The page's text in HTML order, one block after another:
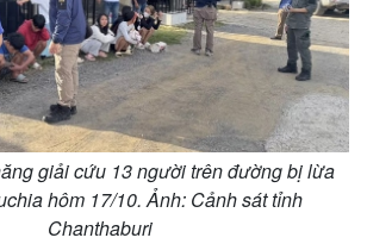
giải cứu 13 người trên đường bị lừa
hôm 17/10. Ảnh: Cảnh sát tỉnh
Chanthaburi